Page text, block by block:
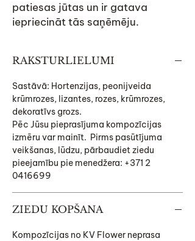
patiesas jūtas un ir gatava
iepriecināt tās saņēmēju.
RAKSTURLIELUMI
Sastāvā: Hortenzijas, peonijveida
krūmrozes, lizantes, rozes, krūmrozes,
dekoratīvs grozs.
Pēc Jūsu pieprasījuma kompozīcijas
izmēru var mainīt. Pirms pasūtījuma
veikšanas, lūdzu, pārbaudiet ziedu
pieejamību pie menedžera: +371 2
0416699
ZIEDU KOPŠANA
Kompozīcijas no KV Flower neprasa